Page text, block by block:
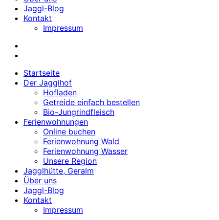
Jaggl-Blog
Kontakt
Impressum
Startseite
Der Jagglhof
Hofladen
Getreide einfach bestellen
Bio-Jungrindfleisch
Ferienwohnungen
Online buchen
Ferienwohnung Wald
Ferienwohnung Wasser
Unsere Region
Jagglhütte, Geralm
Über uns
Jaggl-Blog
Kontakt
Impressum